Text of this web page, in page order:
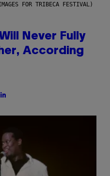
FOR TRIBECA FESTIVAL)
Never Fully
According